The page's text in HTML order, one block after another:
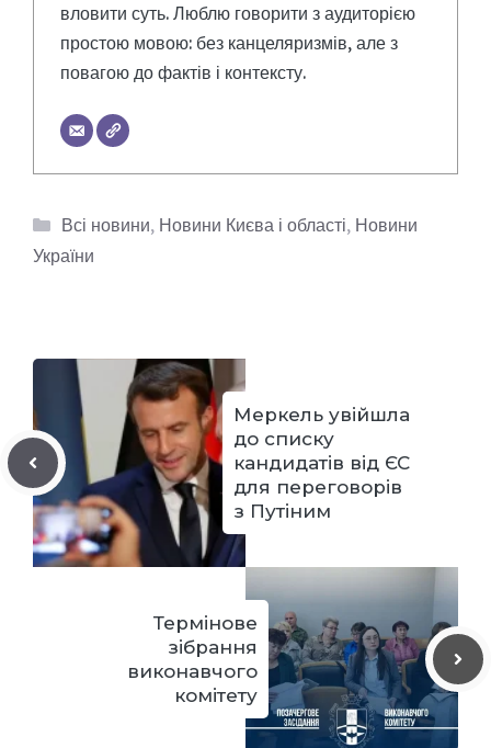
вловити суть. Люблю говорити з аудиторією
простою мовою: без канцеляризмів, але з
повагою до фактів і контексту.
Категорії
Всі новини, Новини Києва і області, Новини
України
Меркель увійшла
до списку
кандидатів від ЄС
для переговорів
з Путіним
Термінове
зібрання
виконавчого
комітету